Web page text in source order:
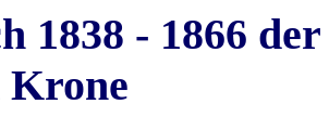
1838 - 1866
Krone